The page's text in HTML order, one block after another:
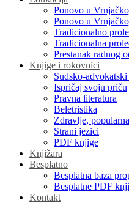
Ponovo u
Ponovo u
Tradicionalno
Tradicionalna
Prestanak radnog
Knjige i rokovnici
Sudsko-
Ispričaj svoju priču
Pravna literatura
Beletristika
Zdravlje,
Strani jezici
PDF knjige
Knjižara
Besplatno
Besplatna baza
Besplatne PDF
Kontakt